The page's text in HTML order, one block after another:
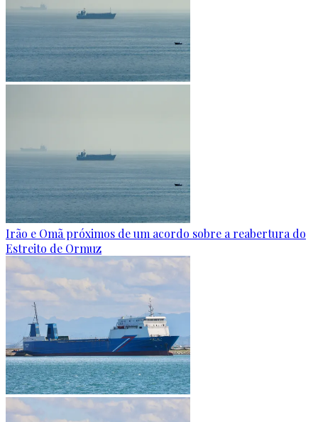
Irão e Omã próximos de um acordo sobre a reabertura do
Estreito de Ormuz